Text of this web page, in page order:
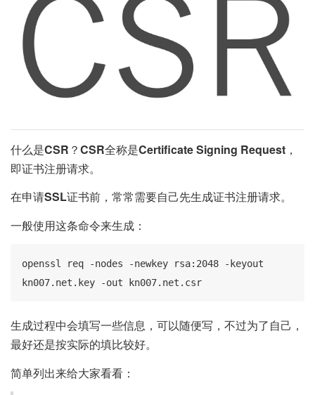
什么是CSR ？CSR全称是Certificate Signing Request ，
即证书注册请求。
在申请SSL证书前，常常需要自己先生成证书注册请求。
一般使用这条命令来生成：
openssl req -nodes -newkey rsa:2048 -keyout
kn007.net.key -out kn007.net.csr
生成过程中会填写一些信息，可以随便写，不过为了自己，
最好还是按实际的填比较好。
简单列出来给大家看看：